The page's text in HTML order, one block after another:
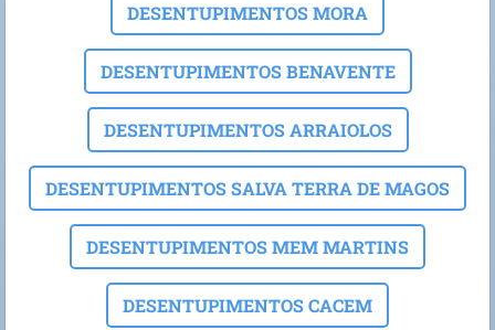
DESENTUPIMENTOS MORA
DESENTUPIMENTOS BENAVENTE
DESENTUPIMENTOS ARRAIOLOS
DESENTUPIMENTOS SALVA TERRA DE MAGOS
DESENTUPIMENTOS MEM MARTINS
DESENTUPIMENTOS CACEM